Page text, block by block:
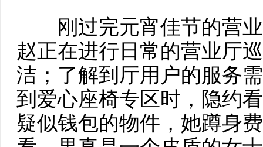
刚过完元宵佳节的营业
赵正在进行日常的营业厅
洁；了解到厅用户的服务
到爱心座椅专区时，隐约
疑似钱包的物件，她蹲身